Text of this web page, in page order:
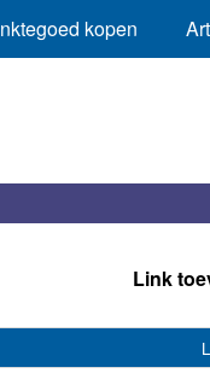
kopen
Link